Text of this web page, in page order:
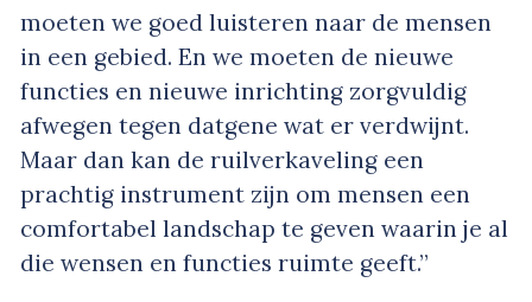
moeten we goed luisteren naar de mensen
in een gebied. En we moeten de nieuwe
functies en nieuwe inrichting zorgvuldig
afwegen tegen datgene wat er verdwijnt.
Maar dan kan de ruilverkaveling een
prachtig instrument zijn om mensen een
comfortabel landschap te geven waarin je al
die wensen en functies ruimte geeft.”